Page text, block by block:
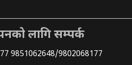
लागि सम्पर्क
9851062648/9802068177